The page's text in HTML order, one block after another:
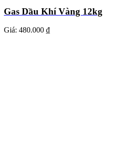
Gas Dầu Khí Vàng 12kg
Giá: 480.000 ₫